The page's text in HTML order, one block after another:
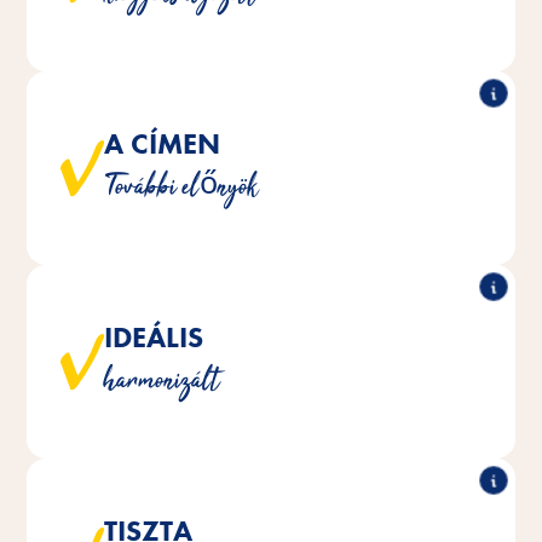
hiányok pótlásában.
A CÍMEN
További előnyök
Ezek a finomságok például a szervezet
védekezőképességének erősítésére vagy a csőrápolás
támogatására szolgálnak.
IDEÁLIS
harmonizált
A táplálékkiegészítőket úgy optimalizáltuk, hogy
megfeleljenek a madarak táplálkozási igényeinek.
TISZTA